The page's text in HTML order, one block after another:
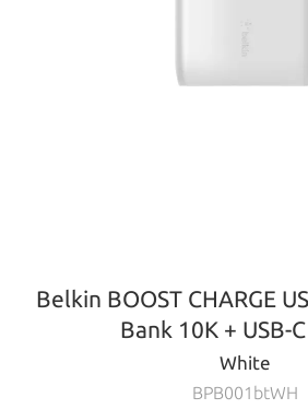
Belkin BOOST CHARGE
Bank 10K + USB-
White
BPB001btWH